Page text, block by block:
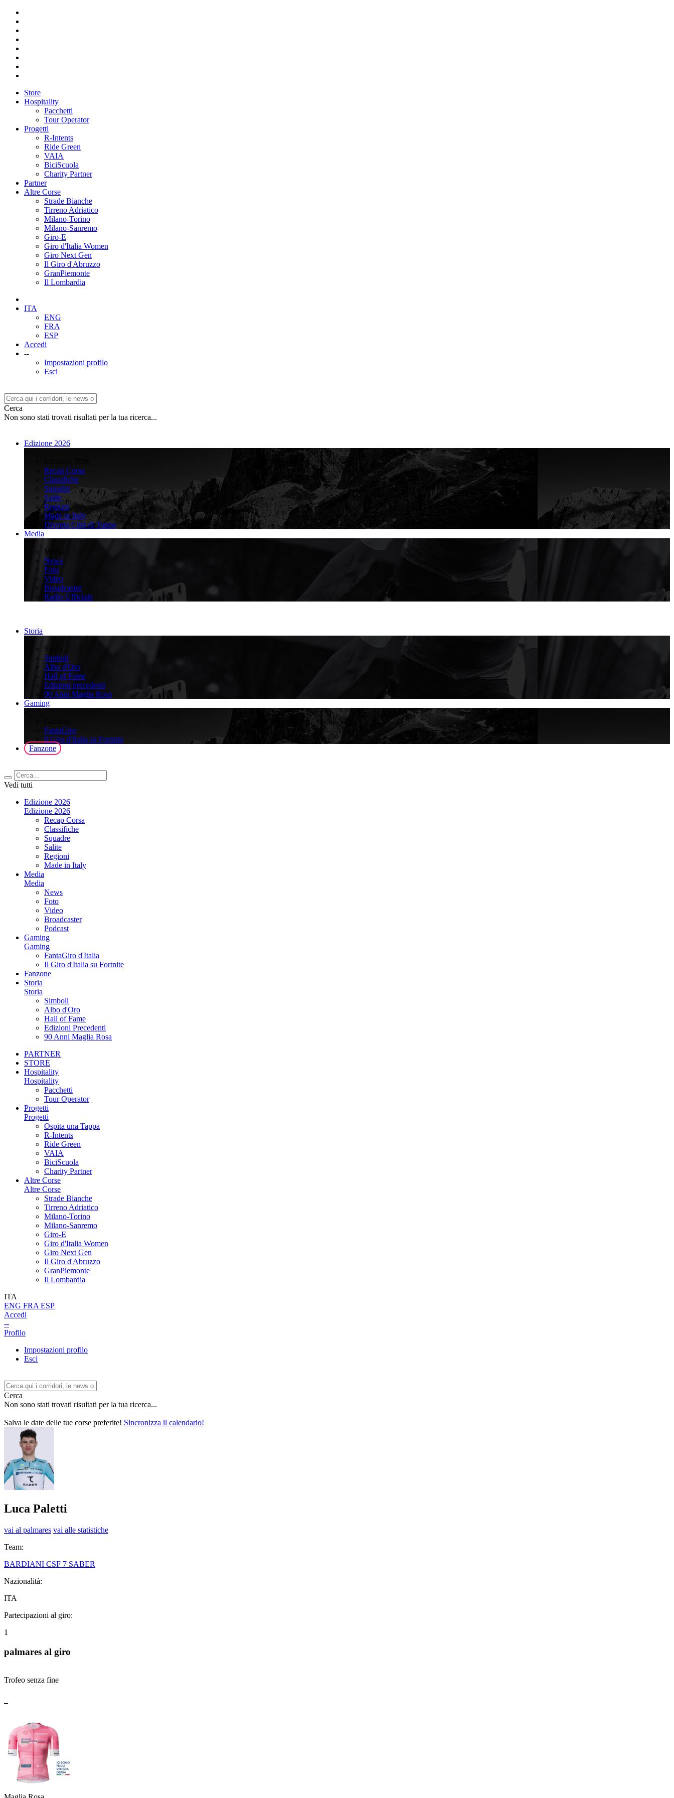
Store
Hospitality
Pacchetti
Tour Operator
Progetti
R-Intents
Ride Green
VAIA
BiciScuola
Charity Partner
Partner
Altre Corse
Strade Bianche
Tirreno Adriatico
Milano-Torino
Milano-Sanremo
Giro-E
Giro d'Italia Women
Giro Next Gen
Il Giro d'Abruzzo
GranPiemonte
Il Lombardia
ITA
ENG
FRA
ESP
Accedi
--
Impostazioni profilo
Esci
Cerca
Non sono stati trovati risultati per la tua ricerca...
Edizione 2026
Recap Corsa
Classifiche
Squadre
Salite
Regioni
Made in Italy
Diventa Città di Tappa
Media
Media
News
Foto
Video
Broadcaster
Radio Ufficiale
Storia
Storia
Simboli
Albo d'Oro
Hall of Fame
Edizioni precedenti
90 Anni Maglia Rosa
Gaming
FantaGiro
ll Giro d'Italia su Fortnite
Fanzone
Vedi tutti
Edizione 2026
Edizione 2026
Recap Corsa
Classifiche
Squadre
Salite
Regioni
Made in Italy
Media
Media
News
Foto
Video
Broadcaster
Podcast
Gaming
Gaming
FantaGiro d'Italia
Il Giro d'Italia su Fortnite
Fanzone
Storia
Storia
Simboli
Albo d'Oro
Hall of Fame
Edizioni Precedenti
90 Anni Maglia Rosa
PARTNER
STORE
Hospitality
Hospitality
Pacchetti
Tour Operator
Progetti
Progetti
Ospita una Tappa
R-Intents
Ride Green
VAIA
BiciScuola
Charity Partner
Altre Corse
Altre Corse
Strade Bianche
Tirreno Adriatico
Milano-Torino
Milano-Sanremo
Giro-E
Giro d'Italia Women
Giro Next Gen
Il Giro d'Abruzzo
GranPiemonte
Il Lombardia
ITA
ENG FRA ESP
Accedi
--
Profilo
Impostazioni profilo
Esci
Cerca
Non sono stati trovati risultati per la tua ricerca...
Salva le date delle tue corse preferite! Sincronizza il calendario!
Luca Paletti
vai al palmares vai alle statistiche
Team:
BARDIANI CSF 7 SABER
Nazionalità:
ITA
Partecipazioni al giro:
1
palmares al giro
Trofeo senza fine